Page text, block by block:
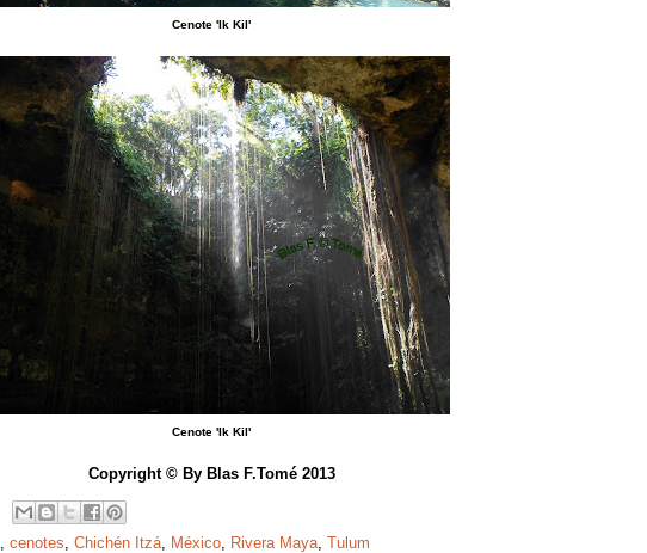
Cenote 'Ik Kil'
Cenote 'Ik Kil'
Copyright © By Blas F.Tomé 2013
, cenotes, Chichén Itzá, México, Rivera Maya, Tulum